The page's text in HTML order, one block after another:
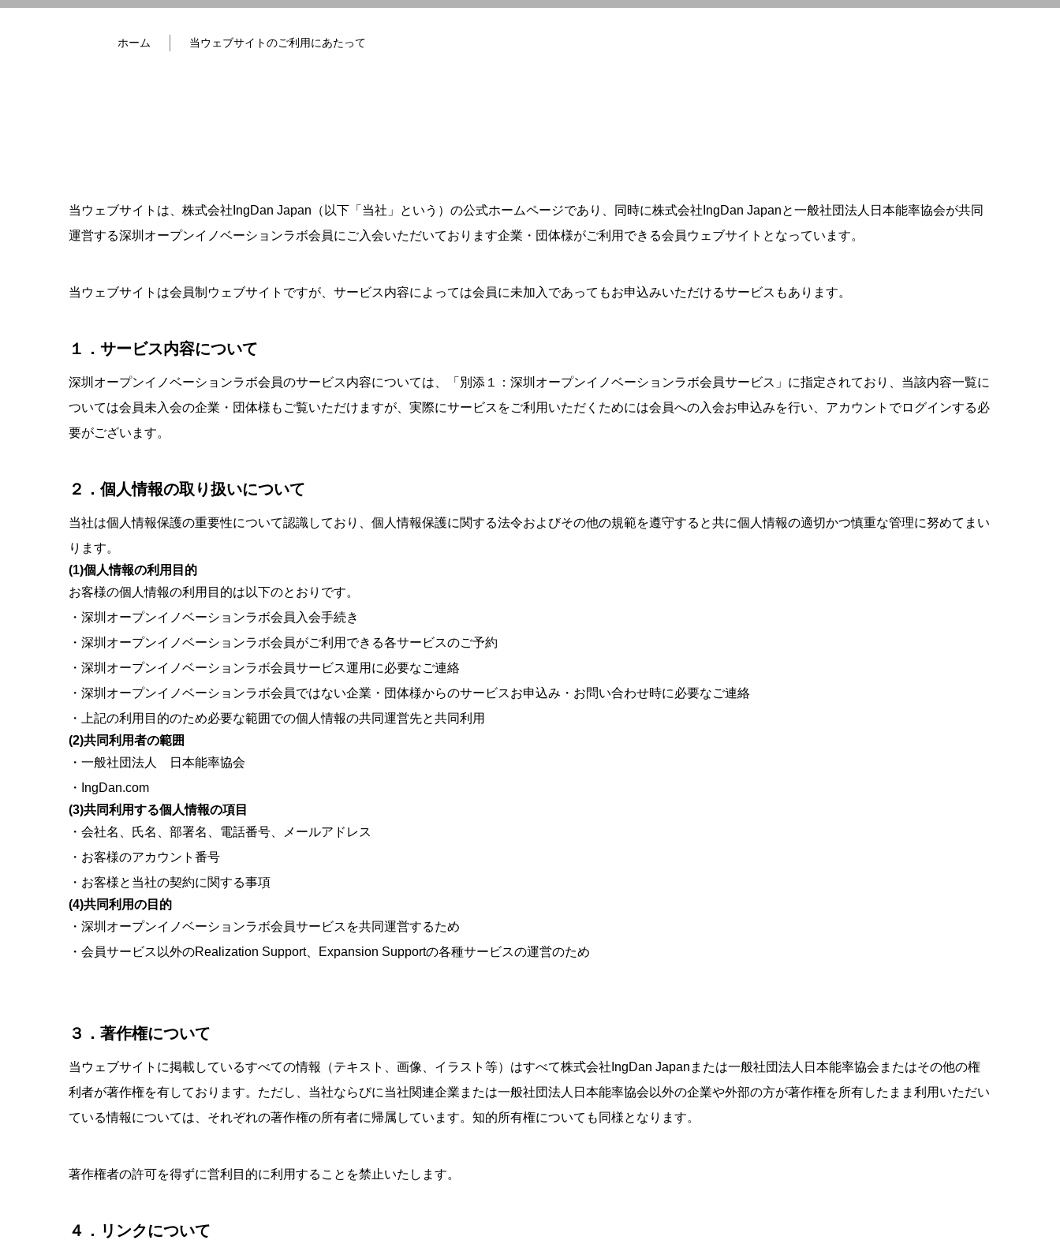
ホーム 当ウェブサイトのご利用にあたって
当ウェブサイトは、株式会社IngDan Japan（以下「当社」という）の公式ホームページであり、同時に株式会社IngDan Japanと一般社団法人日本能率協会が共同
運営する深圳オープンイノベーションラボ会員にご入会いただいております企業・団体様がご利用できる会員ウェブサイトとなっています。
当ウェブサイトは会員制ウェブサイトですが、サービス内容によっては会員に未加入であってもお申込みいただけるサービスもあります。
１．サービス内容について
深圳オープンイノベーションラボ会員のサービス内容については、「別添１：深圳オープンイノベーションラボ会員サービス」に指定されており、当該内容一覧に
ついては会員未入会の企業・団体様もご覧いただけますが、実際にサービスをご利用いただくためには会員への入会お申込みを行い、アカウントでログインする必
要がございます。
２．個人情報の取り扱いについて
当社は個人情報保護の重要性について認識しており、個人情報保護に関する法令およびその他の規範を遵守すると共に個人情報の適切かつ慎重な管理に努めてまい
ります。
(1)個人情報の利用目的
お客様の個人情報の利用目的は以下のとおりです。
深圳オープンイノベーションラボ会員入会手続き
深圳オープンイノベーションラボ会員がご利用できる各サービスのご予約
深圳オープンイノベーションラボ会員サービス運用に必要なご連絡
深圳オープンイノベーションラボ会員ではない企業・団体様からのサービスお申込み・お問い合わせ時に必要なご連絡
上記の利用目的のため必要な範囲での個人情報の共同運営先と共同利用
(2)共同利用者の範囲
一般社団法人 日本能率協会
IngDan.com
(3)共同利用する個人情報の項目
会社名、氏名、部署名、電話番号、メールアドレス
お客様のアカウント番号
お客様と当社の契約に関する事項
(4)共同利用の目的
深圳オープンイノベーションラボ会員サービスを共同運営するため
会員サービス以外のRealization Support、Expansion Supportの各種サービスの運営のため
３．著作権について
当ウェブサイトに掲載しているすべての情報（テキスト、画像、イラスト等）はすべて株式会社IngDan Japanまたは一般社団法人日本能率協会またはその他の権
利者が著作権を有しております。ただし、当社ならびに当社関連企業または一般社団法人日本能率協会以外の企業や外部の方が著作権を所有したまま利用いただい
ている情報については、それぞれの著作権の所有者に帰属しています。知的所有権についても同様となります。
著作権者の許可を得ずに営利目的に利用することを禁止いたします。
４．リンクについて